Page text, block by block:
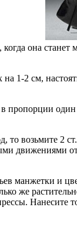
она станет
1-2 см,
пропорции
то возьмите 2
движениями
манжетки и
же
Нанесите